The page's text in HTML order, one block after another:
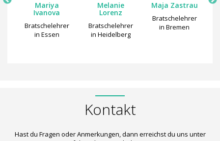
Mariya
Ivanova
Bratschelehrer
in Essen
Melanie
Lorenz
Bratschelehrer
in Heidelberg
Maja Zastrau
Bratschelehrer
in Bremen
Kontakt
Hast du Fragen oder Anmerkungen, dann erreichst du uns unter